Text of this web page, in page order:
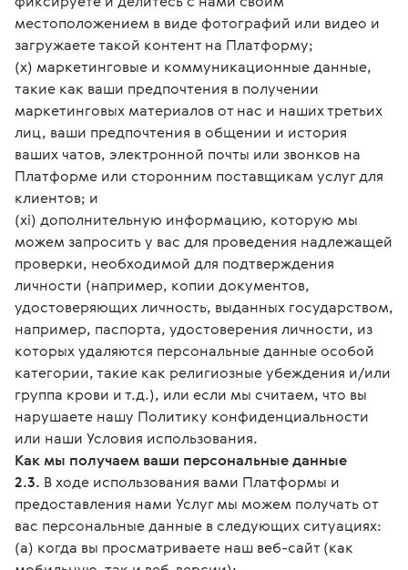
местоположением в виде фотографий или видео и
загружаете такой контент на Платформу;
(x) маркетинговые и коммуникационные данные,
такие как ваши предпочтения в получении
маркетинговых материалов от нас и наших третьих
лиц, ваши предпочтения в общении и история
ваших чатов, электронной почты или звонков на
Платформе или сторонним поставщикам услуг для
клиентов; и
(xi) дополнительную информацию, которую мы
можем запросить у вас для проведения надлежащей
проверки, необходимой для подтверждения
личности (например, копии документов,
удостоверяющих личность, выданных государством,
например, паспорта, удостоверения личности, из
которых удаляются персональные данные особой
категории, такие как религиозные убеждения и/или
группа крови и т.д.), или если мы считаем, что вы
нарушаете нашу Политику конфиденциальности
или наши Условия использования.
Как мы получаем ваши персональные данные
2.3. В ходе использования вами Платформы и
предоставления нами Услуг мы можем получать от
вас персональные данные в следующих ситуациях:
(а) когда вы просматриваете наш веб-сайт (как